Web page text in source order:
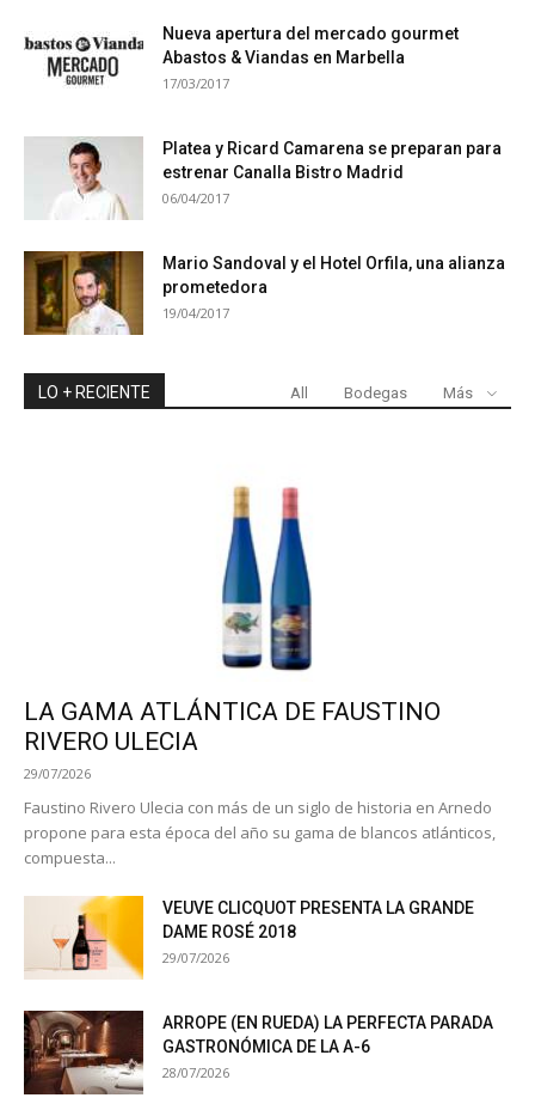
Nueva apertura del mercado gourmet
Abastos & Viandas en Marbella
17/03/2017
Platea y Ricard Camarena se preparan para
estrenar Canalla Bistro Madrid
06/04/2017
Mario Sandoval y el Hotel Orfila, una alianza
prometedora
19/04/2017
LO + RECIENTE All Bodegas Más
LA GAMA ATLÁNTICA DE FAUSTINO
RIVERO ULECIA
29/07/2026
Faustino Rivero Ulecia con más de un siglo de historia en Arnedo
propone para esta época del año su gama de blancos atlánticos,
compuesta...
VEUVE CLICQUOT PRESENTA LA GRANDE
DAME ROSÉ 2018
29/07/2026
ARROPE (EN RUEDA) LA PERFECTA PARADA
GASTRONÓMICA DE LA A-6
28/07/2026